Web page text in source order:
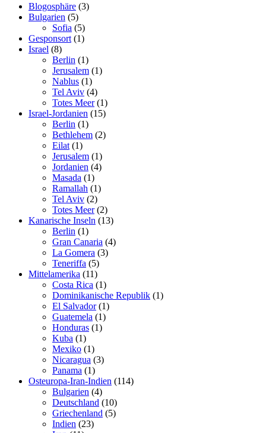
Blogosphäre (3)
Bulgarien (5)
Sofia (5)
Gesponsort (1)
Israel (8)
Berlin (1)
Jerusalem (1)
Nablus (1)
Tel Aviv (4)
Totes Meer(1)
Israel-Jordanien (15)
Berlin (1)
Bethlehem (2)
Eilat (1)
Jerusalem (1)
Jordanien (4)
Masada (1)
Ramallah (1)
Tel Aviv (2)
Totes Meer(2)
Kanarische Inseln (13)
Berlin (1)
Gran Canaria (4)
La Gomera (3)
Teneriffa (5)
Mittelamerika (11)
Costa Rica (1)
Dominikanische Republik (1)
El Salvador(1)
Guatemela (1)
Honduras (1)
Kuba (1)
Mexiko (1)
Nicaragua (3)
Panama (1)
Osteuropa-Iran-Indien (114)
Bulgarien (4)
Deutschland (10)
Griechenland (5)
Indien (23)